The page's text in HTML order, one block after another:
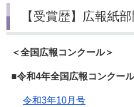
【受賞歴】広報紙部
＜全国広報コンクール＞
■令和4年全国広報コンクー
令和3年10月号